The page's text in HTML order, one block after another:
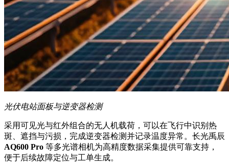
光伏电站面板与逆变器检测
采用可见光与红外组合的无人机载荷，可以在飞行中识别热
斑、遮挡与污损，完成逆变器检测并记录温度异常。长光禹辰
AQ600 Pro 等多光谱相机为高精度数据采集提供可靠支持，
便于后续故障定位与工单生成。